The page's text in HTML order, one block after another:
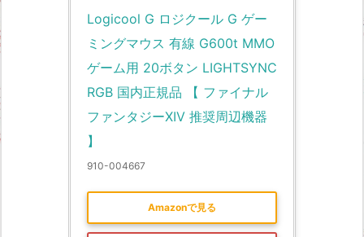
Logicool G ロジクール G ゲー
ミングマウス 有線 G600t MMO
ゲーム用 20ボタン LIGHTSYNC
RGB 国内正規品 【 ファイナル
ファンタジーXIV 推奨周辺機器
】
910-004667
Amazonで見る